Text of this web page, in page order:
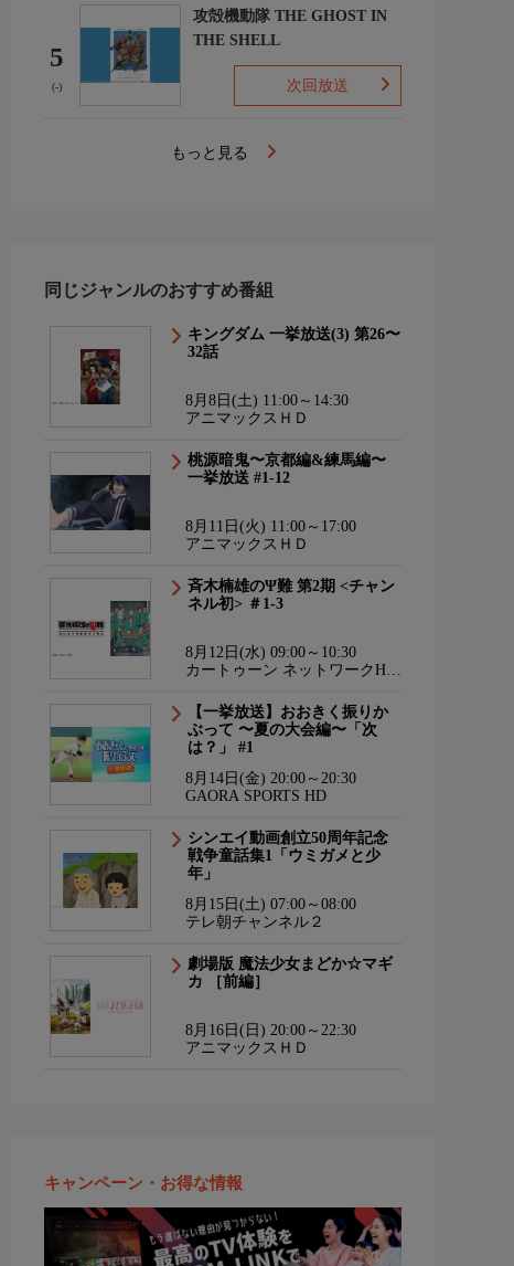
5
(-)
攻殻機動隊 THE GHOST IN
THE SHELL
次回放送
もっと見る
同じジャンルのおすすめ番組
キングダム 一挙放送(3) 第26〜
32話
8月8日(土) 11:00～14:30
アニマックスＨＤ
桃源暗鬼〜京都編&練馬編〜
一挙放送 #1-12
8月11日(火) 11:00～17:00
アニマックスＨＤ
斉木楠雄のΨ難 第2期 <チャン
ネル初> ＃1-3
8月12日(水) 09:00～10:30
カートゥーン ネットワークHD
【一挙放送】おおきく振りか
ぶって 〜夏の大会編〜「次
は？」 #1
8月14日(金) 20:00～20:30
GAORA SPORTS HD
シンエイ動画創立50周年記念
戦争童話集1「ウミガメと少
年」
8月15日(土) 07:00～08:00
テレ朝チャンネル２
劇場版 魔法少女まどか☆マギ
カ ［前編］
8月16日(日) 20:00～22:30
アニマックスＨＤ
キャンペーン・お得な情報